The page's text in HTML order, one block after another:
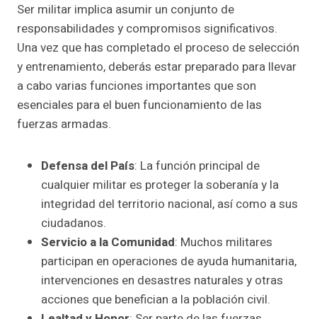
Ser militar implica asumir un conjunto de
responsabilidades y compromisos significativos.
Una vez que has completado el proceso de selección
y entrenamiento, deberás estar preparado para llevar
a cabo varias funciones importantes que son
esenciales para el buen funcionamiento de las
fuerzas armadas.
Defensa del País: La función principal de
cualquier militar es proteger la soberanía y la
integridad del territorio nacional, así como a sus
ciudadanos.
Servicio a la Comunidad: Muchos militares
participan en operaciones de ayuda humanitaria,
intervenciones en desastres naturales y otras
acciones que benefician a la población civil.